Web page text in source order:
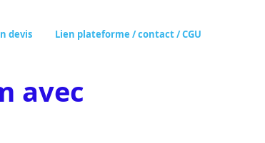
devis Lien plateforme / contact / CGU
avec